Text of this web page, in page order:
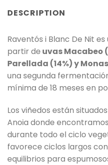
DESCRIPTION
Raventós i Blanc De Nit
partir de uvas Macabeo
Parellada (14%) y
una segunda
mínima de 18 meses en
Los viñedos están
Anoia donde
durante todo el ciclo
favorece ciclos largos
equilibrios para